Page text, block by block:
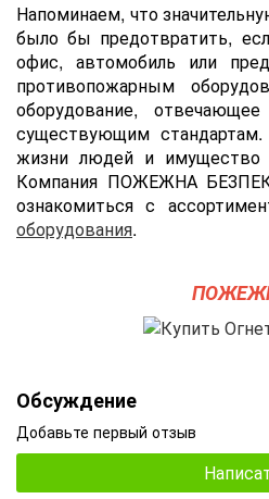
Напоминаем, что
было бы предотвратить,
офис, автомобиль или
противопожарным
оборудование,
существующим
жизни людей и имущество
Компания ПОЖЕЖНА
ознакомиться с
оборудования.
Обсуждение
Добавьте первый отзыв